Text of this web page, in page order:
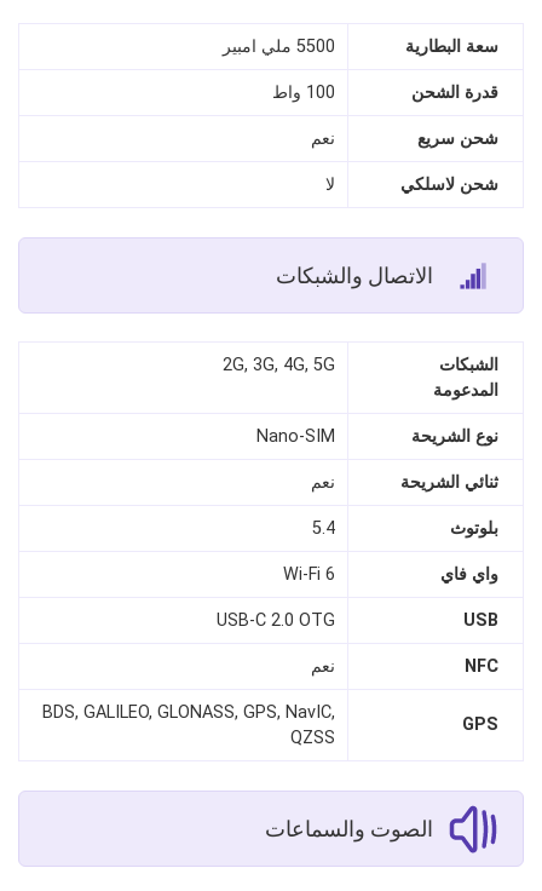
سعة البطارية 5500 ملي امبير
قدرة الشحن 100 واط
شحن سريع نعم
شحن لاسلكي لا
الاتصال والشبكات
الشبكات
المدعومة
2G, 3G, 4G, 5G
نوع الشريحة Nano‑SIM
ثنائي الشريحة نعم
بلوتوث 5.4
واي فاي Wi‑Fi 6
USB
USB‑C 2.0 OTG
NFC نعم
GPS
BDS, GALILEO, GLONASS, GPS, NavIC,
QZSS
الصوت والسماعات